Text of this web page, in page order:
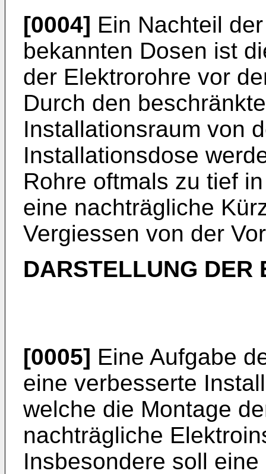
[0004] Ein Nachteil
bekannten Dosen ist
der Elektrorohre vor
Durch den
Installationsraum von
Installationsdose
Rohre oftmals zu tief
eine nachträgliche
Vergiessen von der
DARSTELLUNG DER
[0005] Eine Aufgabe
eine verbesserte
welche die Montage
nachträgliche
Insbesondere soll